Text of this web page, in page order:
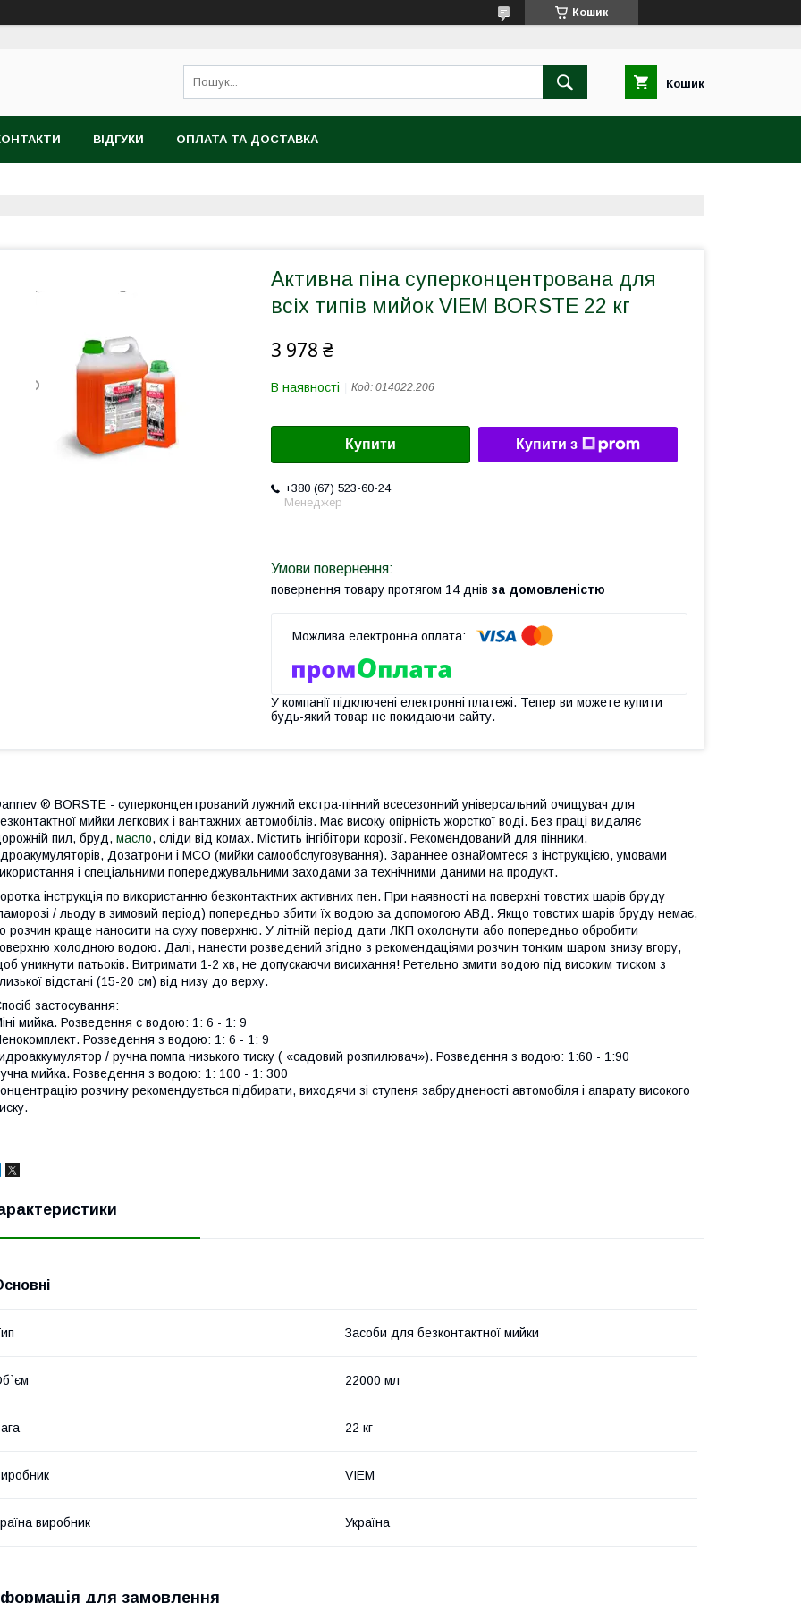
Кошик
Кошик
ВІДГУКИ ОПЛАТА ТА ДОСТАВКА
Активна піна суперконцентрована для
всіх типів мийок VIEM BORSTE 22 кг
3 978 ₴
В наявності Код: 014022.206
Купити Купити з
+380 (67) 523-60-24
Менеджер
повернення товару протягом 14 днів за домовленістю
У компанії підключені електронні платежі. Тепер ви можете купити
будь-який товар не покидаючи сайту.
® BORSTE - cуперконцентрований лужний екстра-пінний всесезонний універсальний очищувач для
мийки легкових і вантажних автомобілів. Має високу опірність жорсткої воді. Без праці видаляє
пил, бруд, масло, сліди від комах. Містить інгібітори корозії. Рекомендований для пінники,
Дозатрони і МСО (мийки самообслуговування). Зараннее ознайомтеся з інструкцією, умовами
і спеціальними попереджувальними заходами за технічними даними на продукт.
інструкція по використанню безконтактних активних пен. При наявності на поверхні товстих шарів бруду
/ льоду в зимовий період) попередньо збити їх водою за допомогою АВД. Якщо товстих шарів бруду немає,
розчин краще наносити на суху поверхню. У літній період дати ЛКП охолонути або попередньо обробити
холодною водою. Далі, нанести розведений згідно з рекомендаціями розчин тонким шаром знизу вгору,
уникнути патьоків. Витримати 1-2 хв, не допускаючи висихання! Ретельно змити водою під високим тиском з
відстані (15-20 см) від низу до верху.
застосування:
мийка. Розведення c водою: 1: 6 - 1: 9
Розведення з водою: 1: 6 - 1: 9
/ ручна помпа низького тиску ( «садовий розпилювач»). Розведення з водою: 1:60 - 1:90
мийка. Розведення з водою: 1: 100 - 1: 300
розчину рекомендується підбирати, виходячи зі ступеня забрудненості автомобіля і апарату високого
Засоби для безконтактної мийки
22000 мл
22 кг
VIEM
виробник Україна
для замовлення